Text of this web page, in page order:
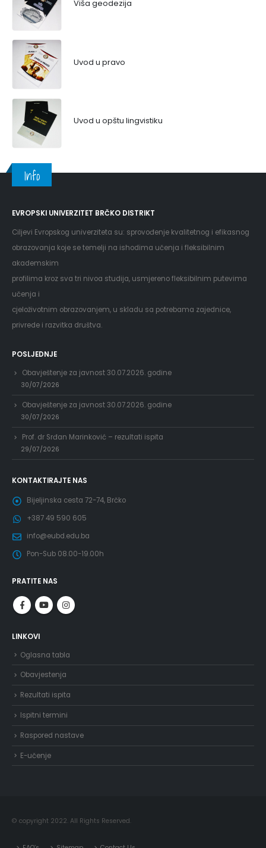
Viša geodezija
Uvod u pravo
Uvod u opštu lingvistiku
Info
EVROPSKI UNIVERZITET BRČKO DISTRIKT
Ciljevi Evropskog univerziteta su: sprovođenje kvalitetnog i efikasnog
obrazovanja koje se temelji na ishodima učenja i fleksibilnim
akademskim
profilima kroz sva tri nivoa studija, usmjereno fleksibilnim putevima
učenja i
cjeloživotnim obrazovanjem, u skladu sa potrebama zajednice,
privrede i razvitka društva.
POSLJEDNJE
Obavještenje za javnost 30.07.2026. godine
30/07/2026
Obavještenje za javnost 30.07.2026. godine
30/07/2026
Prof. dr Srđan Marinković – rezultati ispita
29/07/2026
KONTAKTIRAJTE NAS
Bijeljinska cesta 72-74, Brčko
+387 49 590 605
info@eubd.edu.ba
Pon-Sub 08.00-19.00h
PRATITE NAS
LINKOVI
Oglasna tabla
Obavjestenja
Rezultati ispita
Ispitni termini
Raspored nastave
E-učenje
© copyright 2022. All Rights Reserved.